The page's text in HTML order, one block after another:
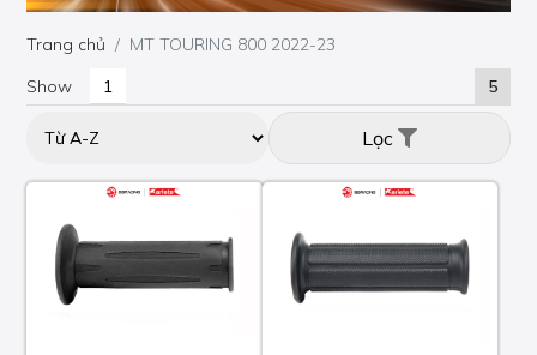
Trang chủ
MT TOURING 800 2022-23
Show
5
Lọc